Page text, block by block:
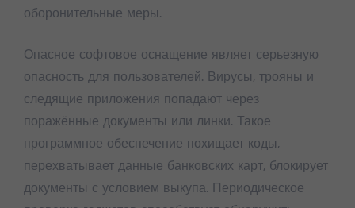
оборонительные меры.
Опасное софтовое оснащение являет серьезную
опасность для пользователей. Вирусы, трояны и
следящие приложения попадают через
поражённые документы или линки. Такое
программное обеспечение похищает коды,
перехватывает данные банковских карт, блокирует
документы с условием выкупа. Периодическое